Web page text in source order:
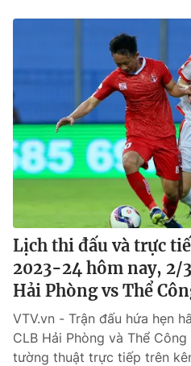
Bên lề
Lịch thi đấu và trực
2023-24 hôm nay, 2/
Hải Phòng vs Thể
VTV.vn - Trận đấu hứa hẹn
CLB Hải Phòng và Thể
tường thuật trực tiếp trên